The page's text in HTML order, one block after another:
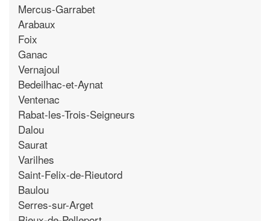
Mercus-Garrabet
Arabaux
Foix
Ganac
Vernajoul
Bedeilhac-et-Aynat
Ventenac
Rabat-les-Trois-Seigneurs
Dalou
Saurat
Varilhes
Saint-Felix-de-Rieutord
Baulou
Serres-sur-Arget